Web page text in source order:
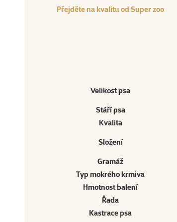
Přejděte na kvalitu od Super zoo
Velikost psa
Stáří psa
Kvalita
Složení
Gramáž
Typ mokrého krmiva
Hmotnost balení
Řada
Kastrace psa